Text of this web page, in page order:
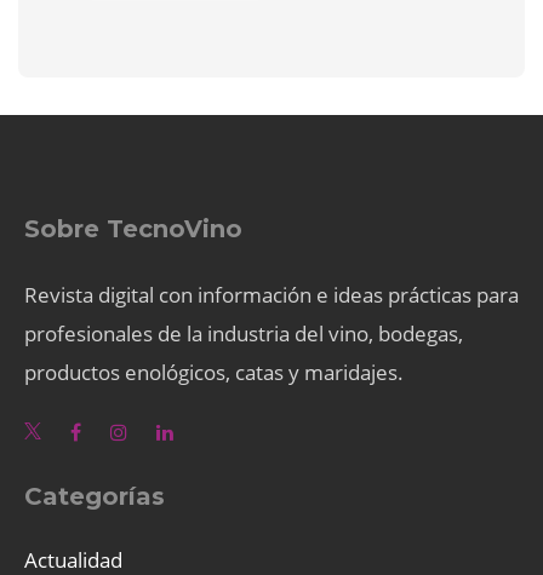
Sobre TecnoVino
Revista digital con información e ideas prácticas para
profesionales de la industria del vino, bodegas,
productos enológicos, catas y maridajes.
Categorías
Actualidad